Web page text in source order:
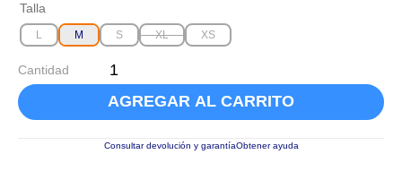
Talla
L M S XL XS
Cantidad
AGREGAR AL CARRITO
Consultar devolución y garantíaObtener ayuda